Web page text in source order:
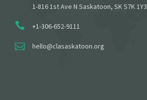
1-816 1st Ave N Saskatoon, SK S7K 1Y3
+1-306-652-9111
hello@clasaskatoon.org